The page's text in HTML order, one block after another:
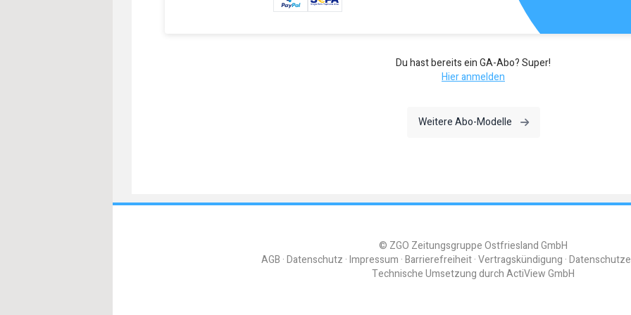
Du hast bereits ein GA-Abo? Super!
Hier anmelden
Weitere Abo-Modelle
© ZGO Zeitungsgruppe Ostfriesland GmbH
AGB Datenschutz Impressum Barrierefreiheit Vertragskündigung
Technische Umsetzung durchActiView GmbH